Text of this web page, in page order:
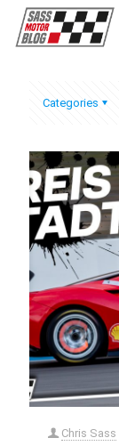
Categories
Chris Sass